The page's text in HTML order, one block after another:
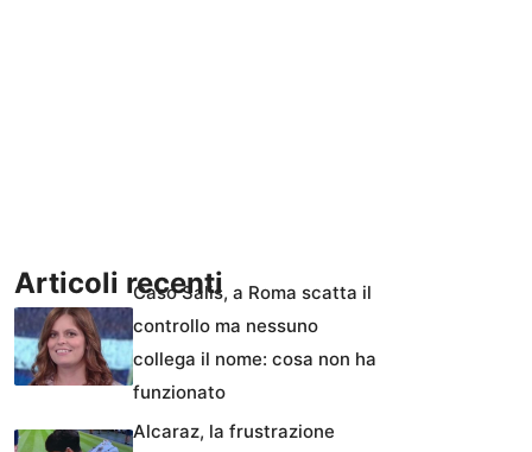
Articoli recentiCaso Salis, a Roma scatta il
controllo ma nessuno
collega il nome: cosa non ha
funzionato
Alcaraz, la frustrazione